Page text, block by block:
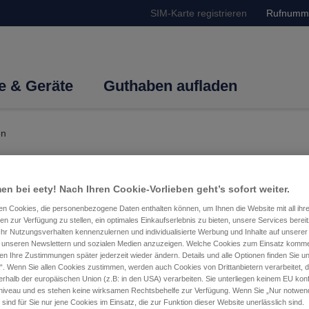
SIM-Karte registrieren
& Geräte Guthaben aufladen
und registrieren
Karte
Handy, schalte das Gerät ein und verbinde dich mit einem
im Kontomanager. Wie du das machst, erfährst du weiter
weiter.
sofort aktiv und verwendbar.
bei eety! Nach Ihren Cookie-Vorlieben geht’s sofort weiter.
Cookies, die personenbezogene Daten enthalten können, um Ihnen die Website mit all
zur Verfügung zu stellen, ein optimales Einkaufserlebnis zu bieten, unsere Services
Nutzungsverhalten kennenzulernen und individualisierte Werbung und Inhalte auf unserer
unseren Newslettern und sozialen Medien anzuzeigen. Welche Cookies zum Einsatz
Ihre Zustimmungen später jederzeit wieder ändern. Details und alle Optionen finden Sie
Wenn Sie allen Cookies zustimmen, werden auch Cookies von Drittanbietern verarbeitet,
der europäischen Union (z.B: in den USA) verarbeiten. Sie unterliegen keinem EU
und es stehen keine wirksamen Rechtsbehelfe zur Verfügung. Wenn Sie „Nur
sind für Sie nur jene Cookies im Einsatz, die zur Funktion dieser Website unerlässlich sind.